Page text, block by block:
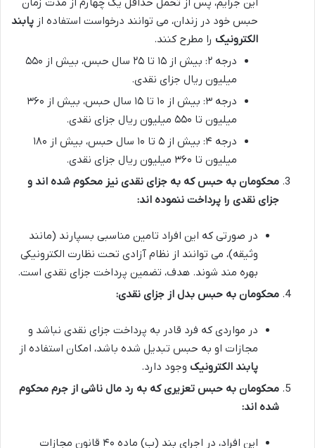
این جرایم، پس از تحمل حداقل یک چهارم از مدت زمان
حبس خود در زندان، می توانند درخواست استفاده از پابند
الکترونیک را مطرح کنند.
درجه ۲: بیش از ۱۵ تا ۲۵ سال حبس، بیش از ۵۵۰
میلیون ریال جزای نقدی.
درجه ۳: بیش از ۱۰ تا ۱۵ سال حبس، بیش از ۳۶۰
میلیون تا ۵۵۰ میلیون ریال جزای نقدی.
درجه ۴: بیش از ۵ تا ۱۰ سال حبس، بیش از ۱۸۰
میلیون تا ۳۶۰ میلیون ریال جزای نقدی.
محکومان به حبس که به جزای نقدی نیز محکوم شده اند و
جزای نقدی را پرداخت ننموده اند:
در صورتی که این افراد تامین مناسبی بسپارند (مانند
وثیقه)، می توانند از نظام آزادی تحت نظارت الکترونیکی
بهره مند شوند. هدف، تضمین پرداخت جزای نقدی است.
محکومان به حبس بدل از جزای نقدی:
در مواردی که فرد قادر به پرداخت جزای نقدی نباشد و
مجازات او به حبس تبدیل شده باشد، امکان استفاده از
پابند الکترونیک وجود دارد.
محکومان به حبس تعزیری که به رد مال ناشی از جرم محکوم
شده اند:
این افراد، در اجرای بند (ب) ماده ۴۰ قانون مجازات